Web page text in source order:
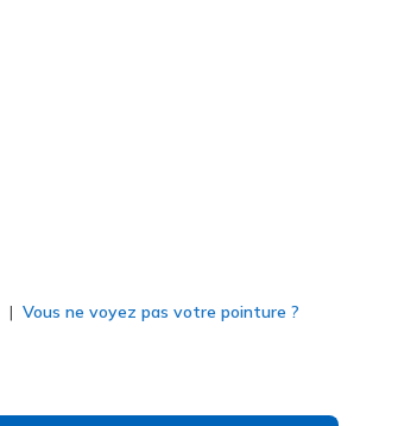
Vous ne voyez pas votre pointure ?